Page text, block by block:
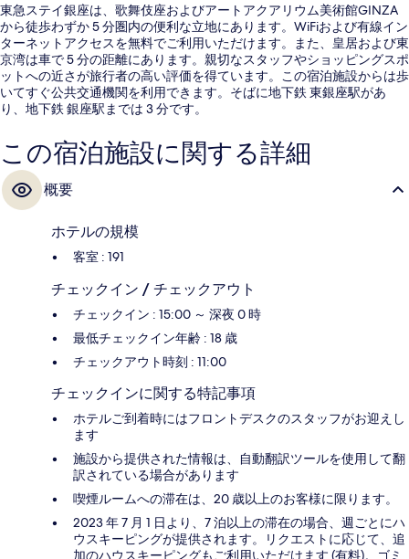
東急ステイ銀座は、歌舞伎座およびアートアクアリウム美術館GINZA
から徒歩わずか 5 分圏内の便利な立地にあります。WiFiおよび有線イン
ターネットアクセスを無料でご利用いただけます。また、皇居および東
京湾は車で 5 分の距離にあります。親切なスタッフやショッピングスポ
ットへの近さが旅行者の高い評価を得ています。この宿泊施設からは歩
いてすぐ公共交通機関を利用できます。そばに地下鉄 東銀座駅があ
り、地下鉄 銀座駅までは 3 分です。
この宿泊施設に関する詳細
概要
ホテルの規模
客室 : 191
チェックイン / チェックアウト
チェックイン : 15:00 ～ 深夜 0 時
最低チェックイン年齢 : 18 歳
チェックアウト時刻 : 11:00
チェックインに関する特記事項
ホテルご到着時にはフロントデスクのスタッフがお迎えし
ます
施設から提供された情報は、自動翻訳ツールを使用して翻
訳されている場合があります
喫煙ルームへの滞在は、20 歳以上のお客様に限ります。
2023 年 7 月 1 日より、7 泊以上の滞在の場合、週ごとにハ
ウスキーピングが提供されます。リクエストに応じて、追
加のハウスキーピングもご利用いただけます (有料)。ゴミ